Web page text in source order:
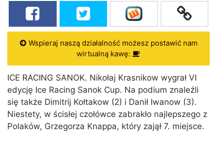
Wspieraj naszą działalność możesz postawić nam
wirtualną kawę:
ICE RACING SANOK. Nikołaj Krasnikow wygrał VI
edycję Ice Racing Sanok Cup. Na podium znaleźli
się także Dimitrij Kołtakow (2) i Danił Iwanow (3).
Niestety, w ścisłej czołówce zabrakło najlepszego z
Polaków, Grzegorza Knappa, który zajął 7. miejsce.